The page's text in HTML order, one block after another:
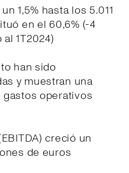
1,5% hasta los 5.011
en el 60,6% (-4
1T2024)
han sido
y muestran una
operativos
creció un
de euros